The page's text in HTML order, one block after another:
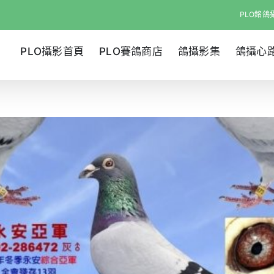
PLO銘鴿
PLO攝影首頁 PLO賽鴿商店 鴿攝影集 鴿攝心